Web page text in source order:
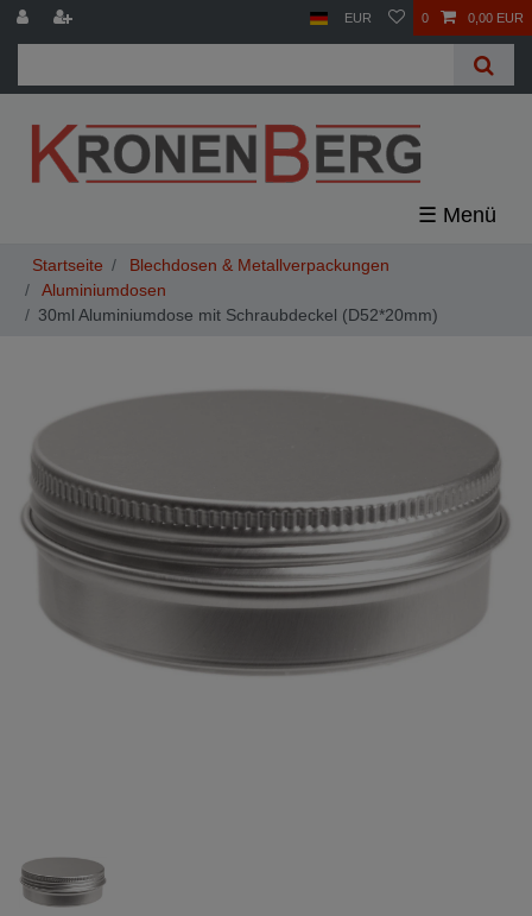
EUR 0 0,00 EUR
☰
Blechdosen & Metallverpackungen
Aluminiumdosen
30ml Aluminiumdose mit Schraubdeckel (D52*20mm)